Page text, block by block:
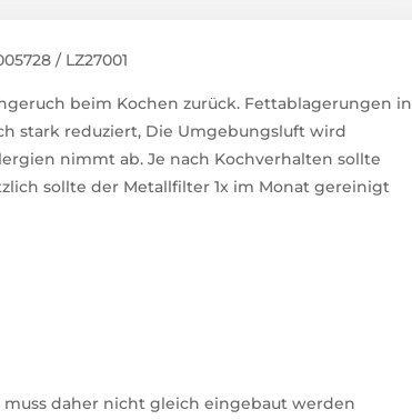
/ LZ27001
beim Kochen zurück. Fettablagerungen in
stark reduziert, Die Umgebungsluft wird
nimmt ab. Je nach Kochverhalten sollte
sollte der Metallfilter 1x im Monat gereinigt
daher nicht gleich eingebaut werden